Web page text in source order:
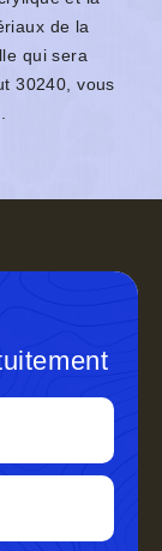
de la
qui sera
30240, vous